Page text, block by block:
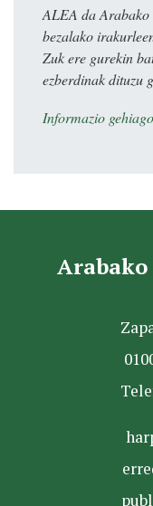
ALEA da Arabako
bezalako
Zuk ere gurekin
ezberdinak dituzu
Informazio gehiago